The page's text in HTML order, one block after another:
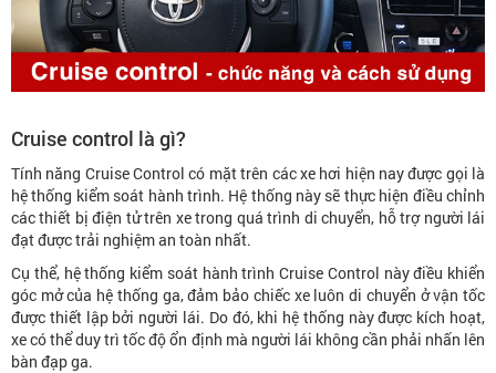
Cruise control là gì?
Tính năng Cruise Control có mặt trên các xe hơi hiện nay được gọi là
hệ thống kiểm soát hành trình. Hệ thống này sẽ thực hiện điều chỉnh
các thiết bị điện tử trên xe trong quá trình di chuyển, hỗ trợ người lái
đạt được trải nghiệm an toàn nhất.
Cụ thể, hệ thống kiểm soát hành trình Cruise Control này điều khiển
góc mở của hệ thống ga, đảm bảo chiếc xe luôn di chuyển ở vận tốc
được thiết lập bởi người lái. Do đó, khi hệ thống này được kích hoạt,
xe có thể duy trì tốc độ ổn định mà người lái không cần phải nhấn lên
bàn đạp ga.